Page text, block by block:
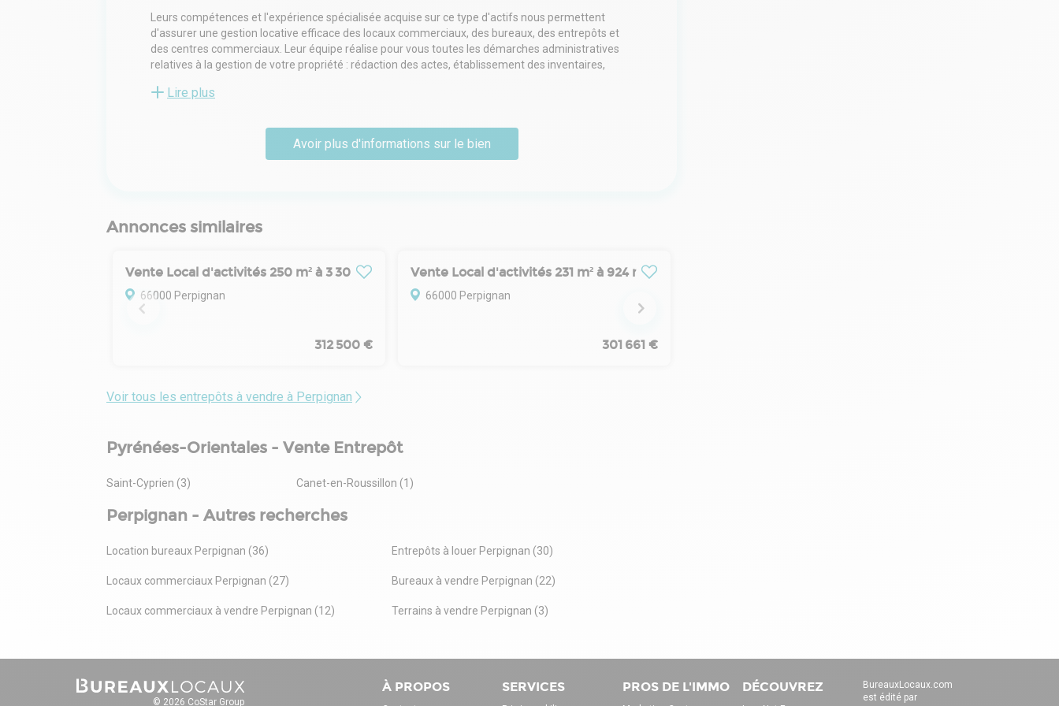
Leurs compétences et l'expérience spécialisée acquise sur ce type d'actifs nous permettent
d'assurer une gestion locative efficace des locaux commerciaux, des bureaux, des entrepôts et
des centres commerciaux. Leur équipe réalise pour vous toutes les démarches administratives
relatives à la gestion de votre propriété : rédaction des actes, établissement des inventaires,
et solutions pour les impayés, aide aux sinistres pour les déclarations administratives.
Vous bénéficiez d'un accompagnement personnalisé et de tous les services digitaux via un
espace dédié. Leurs dirigeants ont à cœur de préserver votre patrimoine et vous conseillent sur
travaux nécessaires à effectuer. Nous avons également la possibilité de vous représenter lors
Lire plus
Avoir plus d'informations sur le bien
Annonces similaires
Vente Local d'activités 250 m² à 3 300 m²
66000 Perpignan
312 500 €
Vente Local d'activités 231 m² à 924 m²
66000 Perpignan
301 661 €
Voir tous les entrepôts à vendre à Perpignan
Pyrénées-Orientales - Vente Entrepôt
Saint-Cyprien (3) Canet-en-Roussillon (1)
Perpignan - Autres recherches
Location bureaux Perpignan (36) Entrepôts à louer Perpignan (30)
Locaux commerciaux Perpignan (27) Bureaux à vendre Perpignan (22)
Locaux commerciaux à vendre Perpignan (12) Terrains à vendre Perpignan (3)
© 2026 CoStar Group
À PROPOS SERVICES PROS DE L'IMMO DÉCOUVREZ
BureauxLocaux.com
est édité par